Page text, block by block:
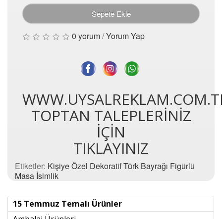
Sepete Ekle
0 yorum/Yorum Yap
TOPTAN TALEPLERİNİZ
İÇİN
TIKLAYINIZ
Etiketler: Kişiye Özel Dekoratif Türk Bayrağı Figürlü
Masa İsimlik
15 Temmuz Temalı Ürünler